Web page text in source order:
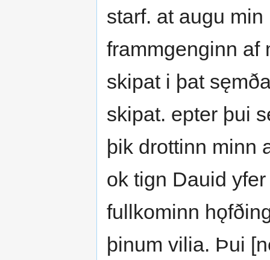
starf. at augu
frammgenginn af
skipat i þat
skipat. epter þui
þik drottinn minn
ok tign Dauid
fullkominn
þinum vilia. Þui